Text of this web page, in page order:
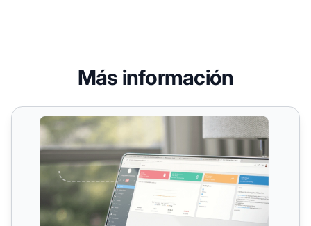
Más información
Integraciones